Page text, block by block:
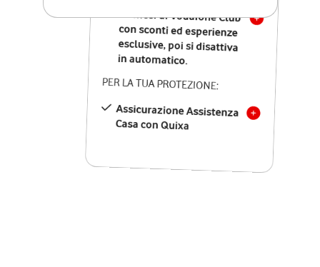
12 mesi di Vodafone Club
con sconti ed esperienze
esclusive, poi si disattiva
in automatico.
PER LA TUA PROTEZIONE:
Assicurazione Assistenza
Casa con Quixa